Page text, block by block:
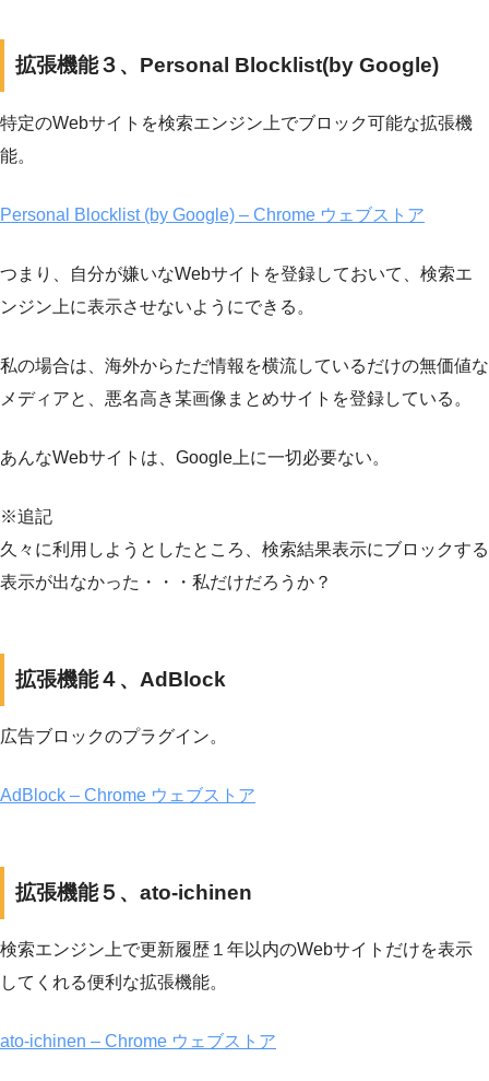
拡張機能３、Personal Blocklist(by Google)
特定のWebサイトを検索エンジン上でブロック可能な拡張機
能。
Personal Blocklist (by Google) – Chrome ウェブストア
つまり、自分が嫌いなWebサイトを登録しておいて、検索エ
ンジン上に表示させないようにできる。
私の場合は、海外からただ情報を横流しているだけの無価値な
メディアと、悪名高き某画像まとめサイトを登録している。
あんなWebサイトは、Google上に一切必要ない。
※追記
久々に利用しようとしたところ、検索結果表示にブロックする
表示が出なかった・・・私だけだろうか？
拡張機能４、AdBlock
広告ブロックのプラグイン。
AdBlock – Chrome ウェブストア
拡張機能５、ato-ichinen
検索エンジン上で更新履歴１年以内のWebサイトだけを表示
してくれる便利な拡張機能。
ato-ichinen – Chrome ウェブストア